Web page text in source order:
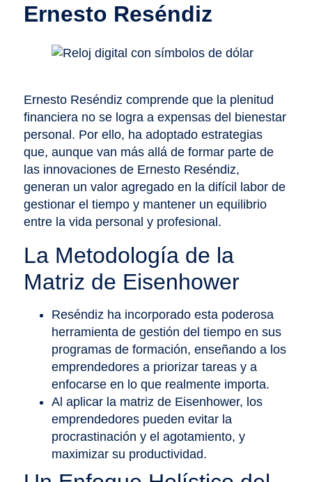
Ernesto Reséndiz
Ernesto Reséndiz comprende que la plenitud
financiera no se logra a expensas del bienestar
personal. Por ello, ha adoptado estrategias
que, aunque van más allá de formar parte de
las innovaciones de Ernesto Reséndiz,
generan un valor agregado en la difícil labor de
gestionar el tiempo y mantener un equilibrio
entre la vida personal y profesional.
La Metodología de la
Matriz de Eisenhower
Reséndiz ha incorporado esta poderosa
herramienta de gestión del tiempo en sus
programas de formación, enseñando a los
emprendedores a priorizar tareas y a
enfocarse en lo que realmente importa.
Al aplicar la matriz de Eisenhower, los
emprendedores pueden evitar la
procrastinación y el agotamiento, y
maximizar su productividad.